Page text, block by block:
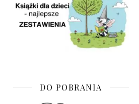
DO POBRANIA